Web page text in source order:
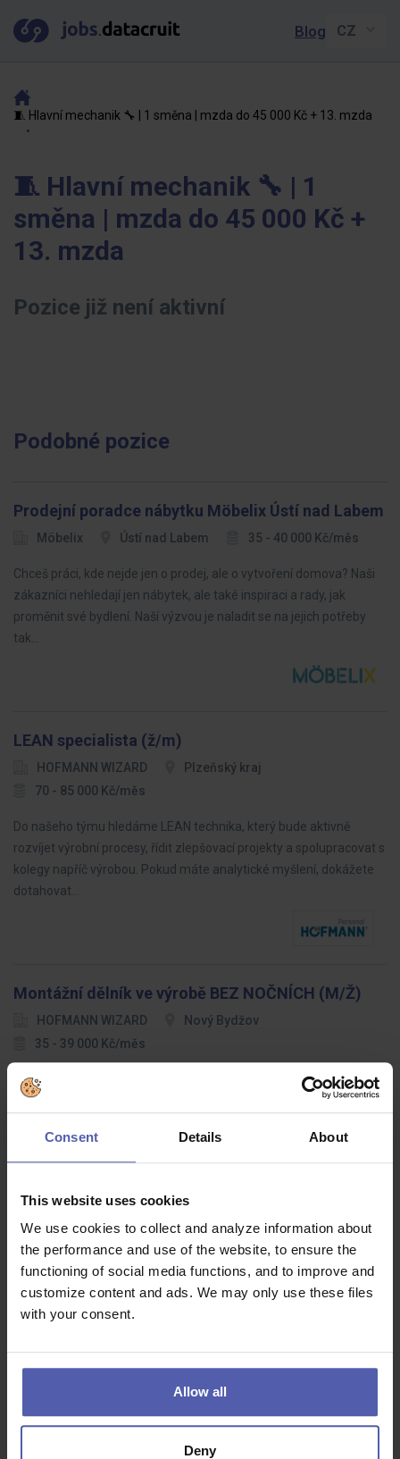
Consent Details About
This website uses cookies
We use cookies to collect and analyze information about
the performance and use of the website, to ensure the
functioning of social media functions, and to improve and
customize content and ads. We may only use these files
with your consent.
Allow all
Deny
Blog
🧵 Hlavní mechanik 🔧 | 1 směna | mzda do 45 000 Kč + 13. mzda
🧵 Hlavní mechanik 🔧 | 1
směna | mzda do 45 000 Kč +
13. mzda
Pozice již není aktivní
Podobné pozice
Prodejní poradce nábytku Möbelix Ústí nad Labem
Möbelix Ústí nad Labem 35 - 40 000 Kč/měs
Chceš práci, kde nejde jen o prodej, ale o vytvoření domova? Naši
zákazníci nehledají jen nábytek, ale také inspiraci a rady, jak
proměnit své bydlení. Naší výzvou je naladit se na jejich potřeby
tak…
LEAN specialista (ž/m)
HOFMANN WIZARD
Plzeňský kraj
70 - 85 000 Kč/měs
Do našeho týmu hledáme LEAN technika, který bude aktivně
rozvíjet výrobní procesy, řídit zlepšovací projekty a spolupracovat s
kolegy napříč výrobou. Pokud máte analytické myšlení, dokážete
dotahovat…
Montážní dělník ve výrobě BEZ NOČNÍCH (M/Ž)
HOFMANN WIZARD
Nový Bydžov
35 - 39 000 Kč/měs
Hledáme spolehlivé a motivované montážní dělníky, kteří se připojí
k našemu výrobnímu týmu. Budete zodpovědní za montáž
Zástupca PREDAJNE (m/ž)-pre významné
POTRAVINY -Komárno/Kolárovo
Manuvia Expert Recruitment SK
Komárno, Kolárovo
1 300 - 1 600 EUR/mes
spoločnosti s možnosťou sa naplno realizovať a byť dôkladne